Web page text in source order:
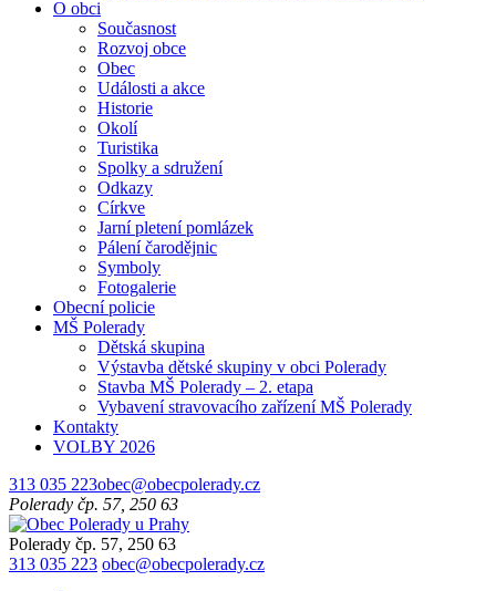
O obci
Současnost
Rozvoj obce
Obec
Události a akce
Historie
Okolí
Turistika
Spolky a sdružení
Odkazy
Církve
Jarní pletení pomlázek
Pálení čarodějnic
Symboly
Fotogalerie
Obecní policie
MŠ Polerady
Dětská skupina
Výstavba dětské skupiny v obci Polerady
Stavba MŠ Polerady – 2. etapa
Vybavení stravovacího zařízení MŠ Polerady
Kontakty
VOLBY 2026
313 035 223obec@obecpolerady.cz
Polerady čp. 57, 250 63
Obec Polerady u Prahy
Polerady čp. 57, 250 63
313 035 223 obec@obecpolerady.cz